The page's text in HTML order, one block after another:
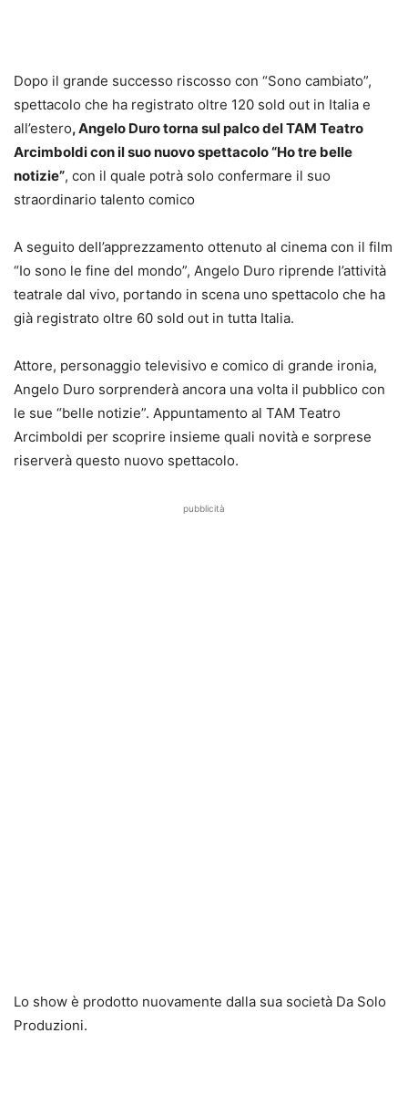
Dopo il grande successo riscosso con “Sono cambiato”,
spettacolo che ha registrato oltre 120 sold out in Italia e
all’estero, Angelo Duro torna sul palco del TAM Teatro
Arcimboldi con il suo nuovo spettacolo “Ho tre belle
notizie”, con il quale potrà solo confermare il suo
straordinario talento comico
A seguito dell’apprezzamento ottenuto al cinema con il film
“Io sono le fine del mondo”, Angelo Duro riprende l’attività
teatrale dal vivo, portando in scena uno spettacolo che ha
già registrato oltre 60 sold out in tutta Italia.
Attore, personaggio televisivo e comico di grande ironia,
Angelo Duro sorprenderà ancora una volta il pubblico con
le sue “belle notizie”. Appuntamento al TAM Teatro
Arcimboldi per scoprire insieme quali novità e sorprese
riserverà questo nuovo spettacolo.
pubblicità
Lo show è prodotto nuovamente dalla sua società Da Solo
Produzioni.